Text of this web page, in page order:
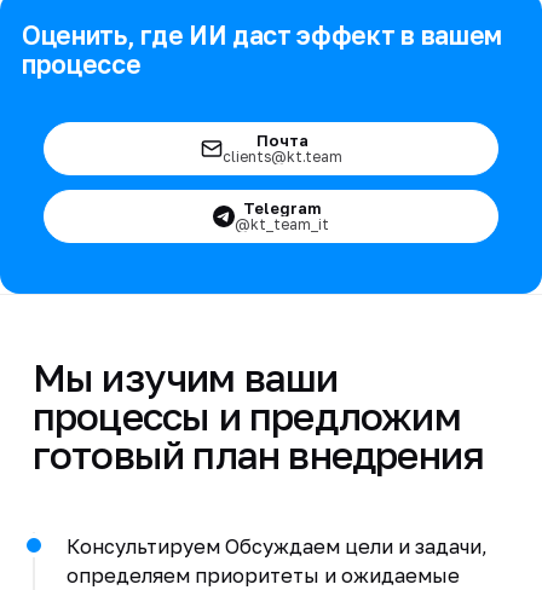
Оценить, где ИИ даст эффект в вашем
процессе
Почта
clients@kt.team
Telegram
@kt_team_it
Мы изучим ваши
процессы и предложим
готовый план внедрения
Консультируем Обсуждаем цели и задачи,
определяем приоритеты и ожидаемые